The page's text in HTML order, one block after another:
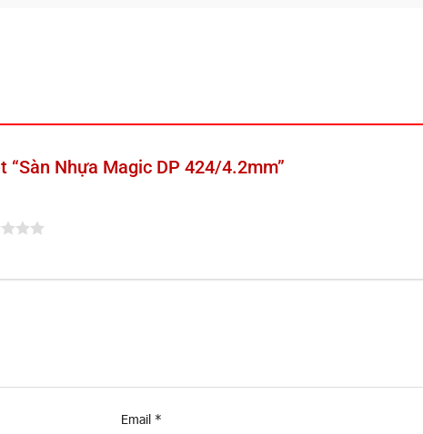
Nhựa Magic DP 424/4.2mm”
Email *